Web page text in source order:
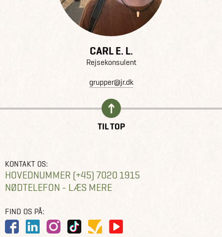
CARL E. L.
Rejsekonsulent
grupper@jr.dk
TIL TOP
KONTAKT OS:
HOVEDNUMMER (+45) 7020 1915
NØDTELEFON - LÆS MERE
FIND OS PÅ: